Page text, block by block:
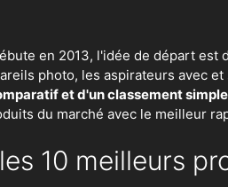
en 2013, l'idée de départ
photo, les aspirateurs avec
et d'un classement
du marché avec le meilleur
10 meilleurs